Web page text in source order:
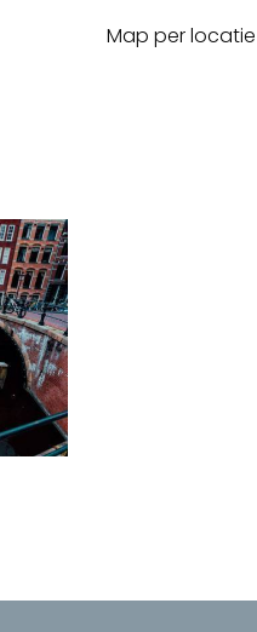
Map per locatie